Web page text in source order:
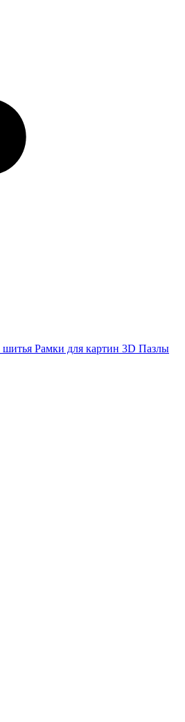
шитья Рамки для картин 3D Пазлы